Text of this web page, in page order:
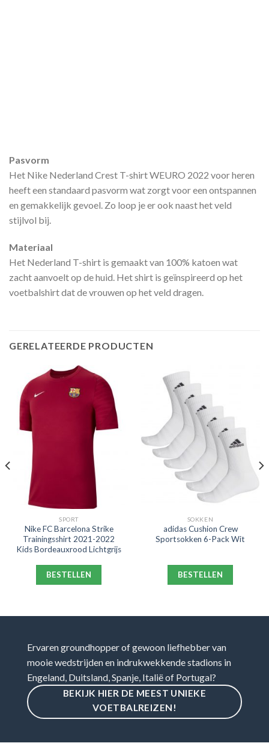
Pasvorm
Het Nike Nederland Crest T-shirt WEURO 2022 voor heren
heeft een standaard pasvorm wat zorgt voor een ontspannen
en gemakkelijk gevoel. Zo loop je er ook naast het veld
stijlvol bij.
Materiaal
Het Nederland T-shirt is gemaakt van 100% katoen wat
zacht aanvoelt op de huid. Het shirt is geïnspireerd op het
voetbalshirt dat de vrouwen op het veld dragen.
GERELATEERDE PRODUCTEN
SPORT
Nike FC Barcelona Strike
Trainingsshirt 2021-2022
Kids Bordeauxrood Lichtgrijs
BESTELLEN
SOKKEN
adidas Cushion Crew
Sportsokken 6-Pack Wit
BESTELLEN
Ervaren groundhopper of gewoon liefhebber van
mooie wedstrijden en indrukwekkende stadions in
Engeland, Duitsland, Spanje, Italië of Portugal?
BEKIJK HIER DE MEEST UNIEKE
VOETBALREIZEN!